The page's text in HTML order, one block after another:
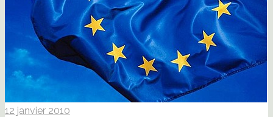
12 janvier 2010